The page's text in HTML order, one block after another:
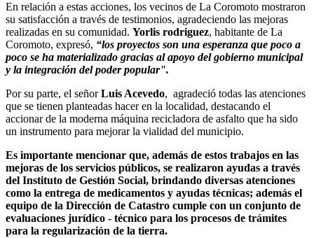
En relación a estas acciones, los vecinos de La Coromoto mostraron
su satisfacción a través de testimonios, agradeciendo las mejoras
realizadas en su comunidad. Yorlis rodriguez, habitante de La
Coromoto, expresó, “los proyectos son una esperanza que poco a
poco se ha materializado gracias al apoyo del gobierno municipal
y la integración del poder popular".
Por su parte, el señorLuis Acevedo, agradeció todas las atenciones
que se tienen planteadas hacer en la localidad, destacando el
accionar de la moderna máquina recicladora de asfalto que ha sido
un instrumento para mejorar la vialidad del municipio.
Es importante mencionar que, además de estos trabajos en las
mejoras de los servicios públicos, se realizaron ayudas a través
del Instituto de Gestión Social, brindando diversas atenciones
como la entrega de medicamentos y ayudas técnicas; además el
equipo de la Dirección de Catastro cumple con un conjunto de
evaluaciones jurídico - técnico para los procesos de trámites
para la regularización de la tierra.